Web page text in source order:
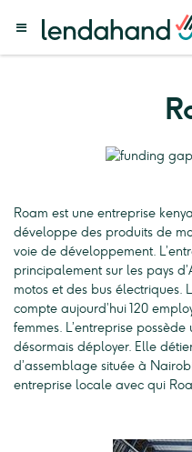
Roam est une entreprise
développe des produits de
voie de développement.
principalement sur les pays
motos et des bus électriques.
compte aujourd’hui 120
femmes. L’entreprise
désormais déployer. Elle
d’assemblage située à
entreprise locale avec qui